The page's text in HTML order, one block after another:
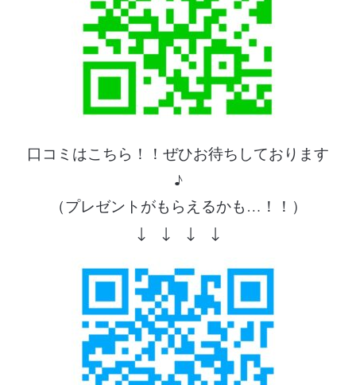
口コミはこちら！！ぜひお待ちしております
♪
（プレゼントがもらえるかも…！！）
↓ ↓ ↓ ↓